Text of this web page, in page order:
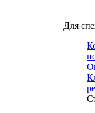
Для